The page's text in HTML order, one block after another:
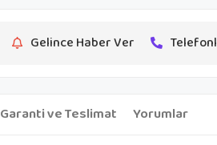
Gelince Haber Ver
Garanti ve Teslimat Yorumlar